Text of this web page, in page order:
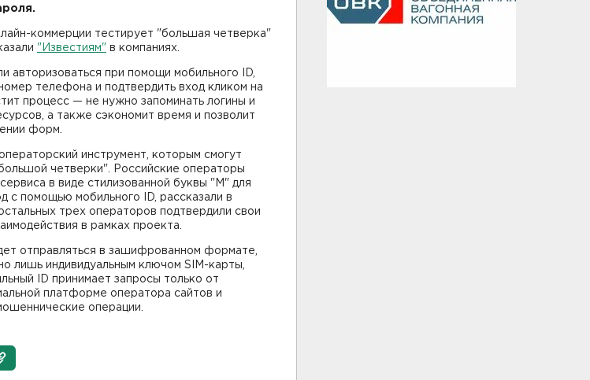
коммерции тестирует "большая четверка"
"Известиям" в компаниях.
авторизоваться при помощи мобильного ID,
телефона и подтвердить вход кликом на
процесс — не нужно запоминать логины и
а также сэкономит время и позволит
форм.
инструмент, которым смогут
четверки". Российские операторы
в виде стилизованной буквы "М" для
с помощью мобильного ID, рассказали в
трех операторов подтвердили свои
в рамках проекта.
отправляться в зашифрованном формате,
лишь индивидуальным ключом SIM-карты,
ID принимает запросы только от
платформе оператора сайтов и
операции.